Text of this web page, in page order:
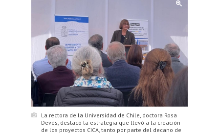
La rectora de la Universidad de Chile, doctora Rosa
Devés, destacó la estrategia que llevó a la creación
de los proyectos CICA, tanto por parte del decano de